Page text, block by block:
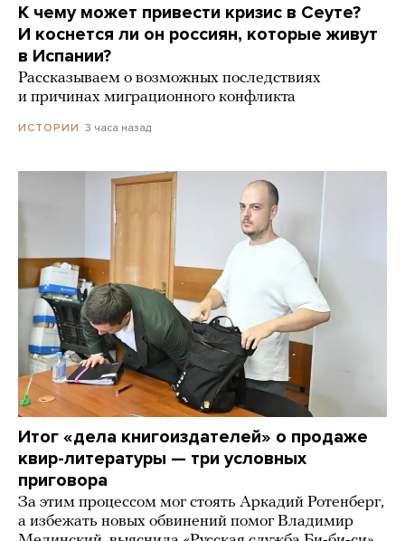
К чему может привести кризис в Сеуте?
И коснется ли он россиян, которые живут
в Испании?
Рассказываем о возможных последствиях
и причинах миграционного конфликта
ИСТОРИИ 3 часа назад
Итог «дела книгоиздателей» о продаже
квир-литературы — три условных
приговора
За этим процессом мог стоять Аркадий Ротенберг,
а избежать новых обвинений помог Владимир